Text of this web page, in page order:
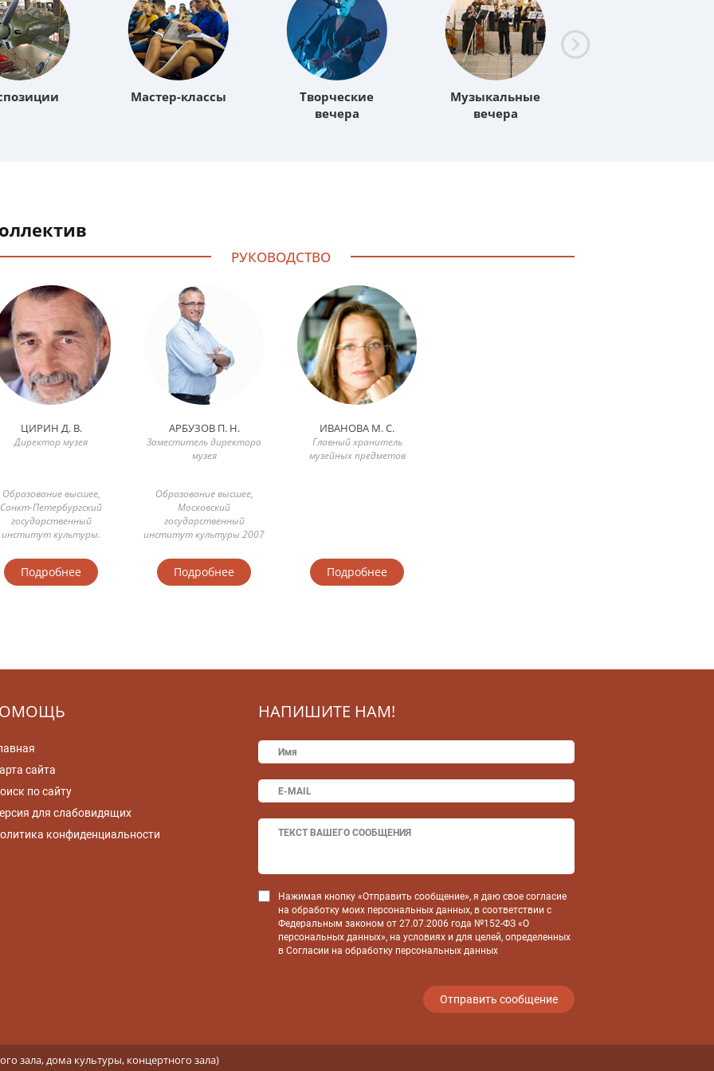
Мастер-классы
Творческие
вечера
Музыкальные
вечера
Коллектив
РУКОВОДСТВО
ЦИРИН Д. В.
Директор музея
Образование высшее,
Санкт-Петербургский
государственный
институт культуры.
Подробнее
АРБУЗОВ П. Н.
Заместитель директора
музея
Образование высшее,
Московский
государственный
институт культуры 2007
музеол...
Подробнее
ИВАНОВА М. С.
Главный хранитель
музейных предметов
Подробнее
НАПИШИТЕ НАМ!
Нажимая кнопку «Отправить сообщение», я даю свое согласие
на обработку моих персональных данных, в соответствии с
Федеральным законом от 27.07.2006 года №152-ФЗ «О
персональных данных», на условиях и для целей, определенных
в Согласии на обработку персональных данных
сайта
по сайту
для слабовидящих
конфиденциальности
зала, дома культуры, концертного зала)